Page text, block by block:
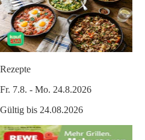
Rezepte
Fr. 7.8. - Mo. 24.8.2026
Gültig bis 24.08.2026